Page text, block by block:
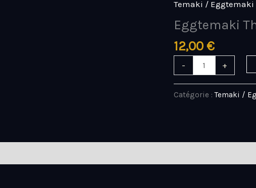
Temaki / Eggtemaki
Eggtemaki
12,00 €
-
quantité
de
Eggtemaki
Thon
+
Catégorie :Temaki /